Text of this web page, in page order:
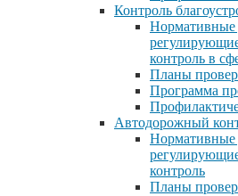
Контроль
Нормативные
контроль в
Планы
Программа
Автодорожный
Нормативные
контроль
Планы